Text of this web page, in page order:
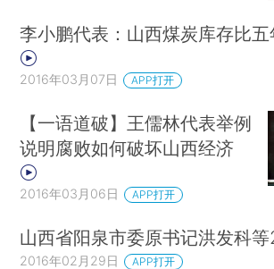
李小鹏代表：山西煤炭库存比
2016年03月07日 APP打开
【一语道破】王儒林代表举例
说明腐败如何破坏山西经济
2016年03月06日 APP打开
山西省阳泉市委原书记洪发科等
2016年02月29日 APP打开